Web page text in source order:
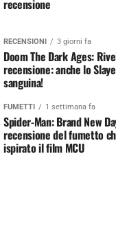
recensione
RECENSIONI 3 giorni fa
Doom The Dark Ages:
recensione: anche lo
sanguina!
FUMETTI 1 settimana fa
Spider-Man: Brand New
recensione del fumetto
ispirato il film MCU